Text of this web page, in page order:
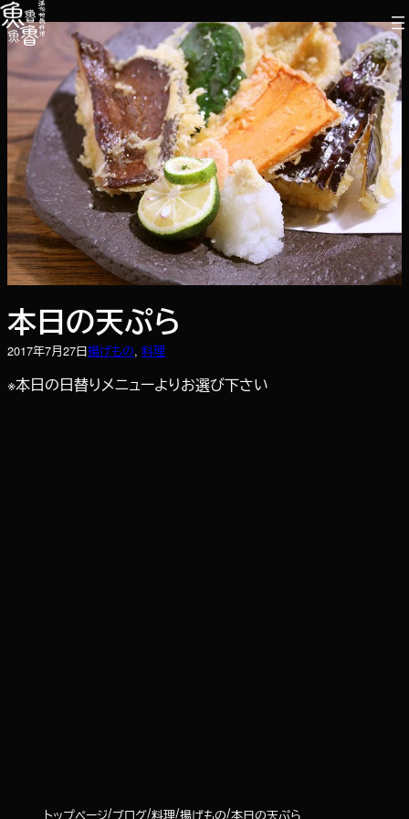
内
容
ス
プ
本日の天ぷら
2017年7月27日揚げもの, 料理
※本日の日替りメニューよりお選び下さい
トップページ ブログ 料理 揚げもの 本日の天ぷら